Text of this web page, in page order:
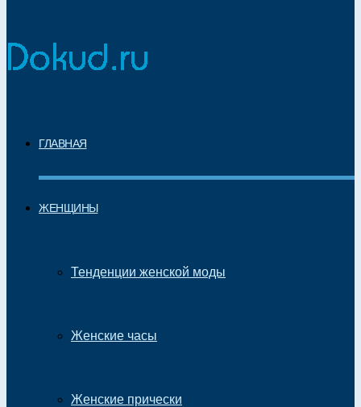
ГЛАВНАЯ
ЖЕНЩИНЫ
Тенденции женской моды
Женские часы
Женские прически